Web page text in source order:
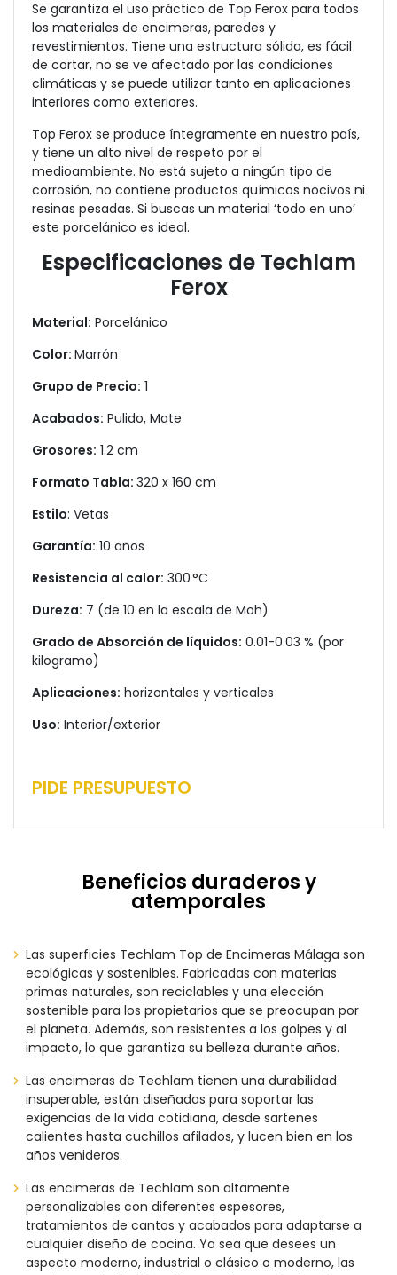
Se garantiza el uso práctico de Top Ferox para todos
los materiales de encimeras, paredes y
revestimientos. Tiene una estructura sólida, es fácil
de cortar, no se ve afectado por las condiciones
climáticas y se puede utilizar tanto en aplicaciones
interiores como exteriores.
Top Ferox se produce íntegramente en nuestro país,
y tiene un alto nivel de respeto por el
medioambiente. No está sujeto a ningún tipo de
corrosión, no contiene productos químicos nocivos ni
resinas pesadas. Si buscas un material ‘todo en uno’
este porcelánico es ideal.
Especificaciones de Techlam
Ferox
Material: Porcelánico
Color: Marrón
Grupo de Precio: 1
Acabados: Pulido, Mate
Grosores: 1.2 cm
Formato Tabla: 320 x 160 cm
Estilo: Vetas
Garantía: 10 años
Resistencia al calor: 300 °C
Dureza: 7 (de 10 en la escala de Moh)
Grado de Absorción de líquidos: 0.01-0.03 % (por
kilogramo)
Aplicaciones: horizontales y verticales
Uso: Interior/exterior
PIDE PRESUPUESTO
Beneficios duraderos y
atemporales
Las superficies Techlam Top de Encimeras Málaga son
ecológicas y sostenibles. Fabricadas con materias
primas naturales, son reciclables y una elección
sostenible para los propietarios que se preocupan por
el planeta. Además, son resistentes a los golpes y al
impacto, lo que garantiza su belleza durante años.
Las encimeras de Techlam tienen una durabilidad
insuperable, están diseñadas para soportar las
exigencias de la vida cotidiana, desde sartenes
calientes hasta cuchillos afilados, y lucen bien en los
años venideros.
Las encimeras de Techlam son altamente
personalizables con diferentes espesores,
tratamientos de cantos y acabados para adaptarse a
cualquier diseño de cocina. Ya sea que desees un
aspecto moderno, industrial o clásico o moderno, las